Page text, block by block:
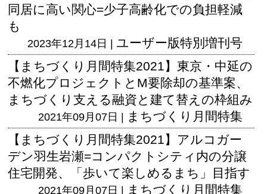
同居に高い関心=少子高齢化での負担軽減
も
2023年12月14日 | ユーザー版特別増刊号
【まちづくり月間特集2021】東京・中延の
不燃化プロジェクトとM要除却の基準案、
まちづくり支える融資と建て替えの枠組み
2021年09月07日 | まちづくり月間特集
【まちづくり月間特集2021】アルコガー
デン羽生岩瀬=コンパクトシティ内の分譲
住宅開発、「歩いて楽しめるまち」目指す
2021年09月07日 | まちづくり月間特集